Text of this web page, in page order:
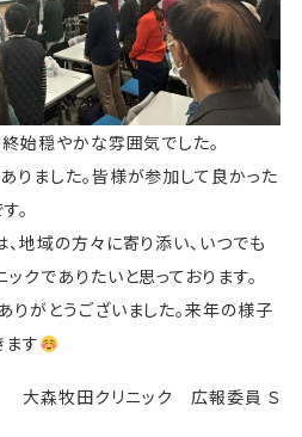
始穏やかな雰囲気でした。
ました。皆様が参加して良かった
。
地域の方々に寄り添い、いつでも
クでありたいと思っております。
がとうございました。来年の様子
す
大森牧田クリニック 広報委員 Ｓ